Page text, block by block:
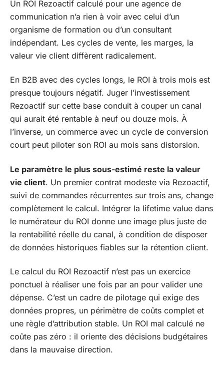
Un ROI Rezoactif calculé pour une agence de
communication n’a rien à voir avec celui d’un
organisme de formation ou d’un consultant
indépendant. Les cycles de vente, les marges, la
valeur vie client diffèrent radicalement.
En B2B avec des cycles longs, le ROI à trois mois est
presque toujours négatif. Juger l’investissement
Rezoactif sur cette base conduit à couper un canal
qui aurait été rentable à neuf ou douze mois. À
l’inverse, un commerce avec un cycle de conversion
court peut piloter son ROI au mois sans distorsion.
Le paramètre le plus sous-estimé reste la valeur
vie client. Un premier contrat modeste via Rezoactif,
suivi de commandes récurrentes sur trois ans, change
complètement le calcul. Intégrer la lifetime value dans
le numérateur du ROI donne une image plus juste de
la rentabilité réelle du canal, à condition de disposer
de données historiques fiables sur la rétention client.
Le calcul du ROI Rezoactif n’est pas un exercice
ponctuel à réaliser une fois par an pour valider une
dépense. C’est un cadre de pilotage qui exige des
données propres, un périmètre de coûts complet et
une règle d’attribution stable. Un ROI mal calculé ne
coûte pas zéro : il oriente des décisions budgétaires
dans la mauvaise direction.